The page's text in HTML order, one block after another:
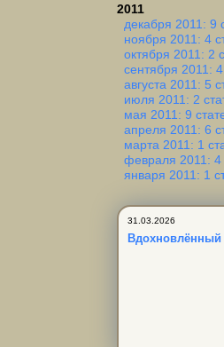
2011
декабря 2011: 9
ноября 2011: 4
октября 2011: 2
сентября 2011:
августа 2011: 5
июля 2011: 2
мая 2011: 9
апреля 2011: 6
марта 2011: 1
февраля 2011: 4
января 2011: 1
31.03.2026